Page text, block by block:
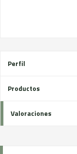
Perfil
Productos
Valoraciones